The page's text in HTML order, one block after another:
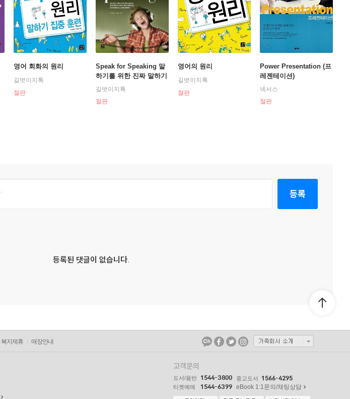
영어 회화의 원리
길벗이지톡
절판
Speak for Speaking 말
하기를 위한 진짜 말하기
훈련서
길벗이지톡
절판
영어의 원리
길벗이지톡
절판
Power Presentation (프
레젠테이션)
넥서스
절판
등록
등록된 댓글이 없습니다.
복지제휴 매장안내
고객문의
도서/음반 1544-3800 중고도서 1566-4295
티켓예매 1544-6399 eBook 1:1문의/채팅상담